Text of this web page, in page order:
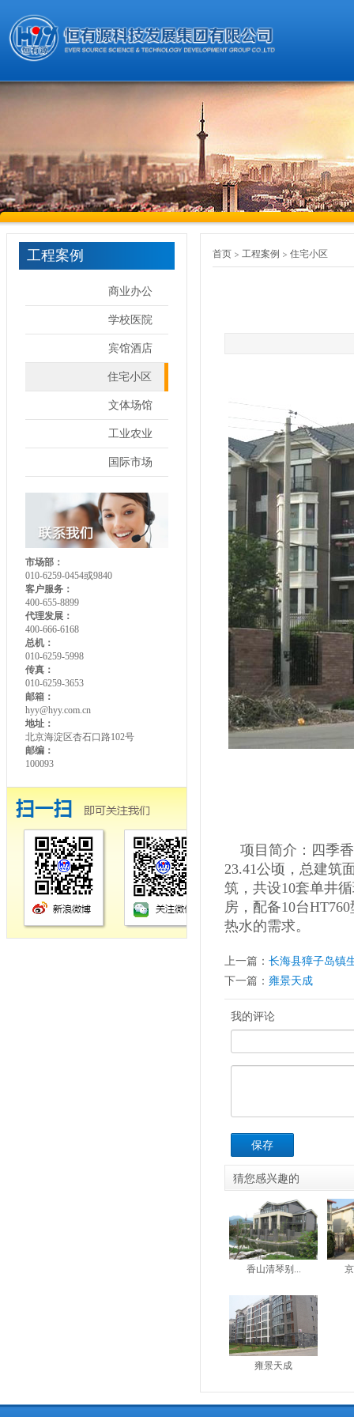
工程案例
商业办公
学校医院
宾馆酒店
住宅小区
文体场馆
工业农业
国际市场
市场部：
010-6259-0454或9840
客户服务：
400-655-8899
代理发展：
400-666-6168
总机：
010-6259-5998
传真：
010-6259-3653
邮箱：
hyy@hyy.com.cn
地址：
北京海淀区杏石口路102号
邮编：
100093
首页 工程案例 住宅小区
项目简介：四季香
23.41公顷，总建筑
筑，共设10套单井
房，配备10台
热水的需求。
上一篇： 长海县獐子岛镇
下一篇： 雍景天成
我的评论
保存
猜您感兴趣的
香山清琴别...
雍景天成